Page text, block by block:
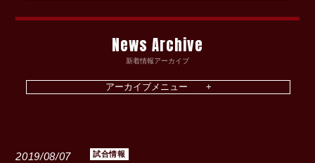
News Archive
新着情報アーカイブ
2019/08/07 試合情報